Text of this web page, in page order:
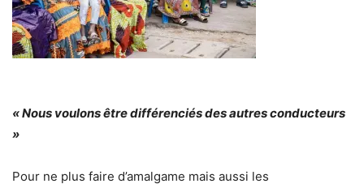
« Nous voulons être différenciés des autres conducteurs
»
Pour ne plus faire d’amalgame mais aussi les